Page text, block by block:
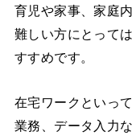
育児や家事、家庭
難しい方にとって
すすめです。
在宅ワークといっ
業務、データ入力